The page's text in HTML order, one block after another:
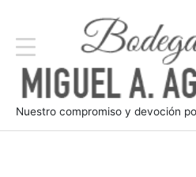
Nuestro compromiso y devoción